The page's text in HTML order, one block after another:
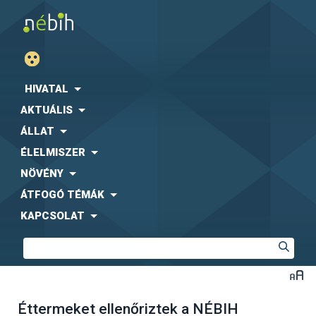
HIVATAL
AKTUÁLIS
ÁLLAT
ÉLELMISZER
NÖVÉNY
ÁTFOGÓ TÉMÁK
KAPCSOLAT
Éttermeket ellenőriztek a NÉBIH